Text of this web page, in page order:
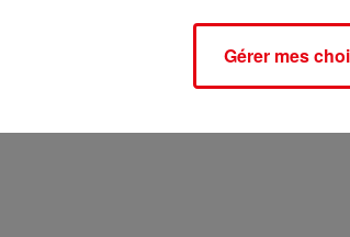
Gérer mes